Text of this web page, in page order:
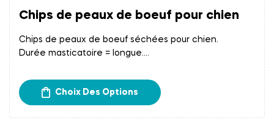
Chips de peaux de boeuf pour chien
Chips de peaux de boeuf séchées pour chien.
Durée masticatoire = longue.
Retrait gratuit chez Papatte Douce à Bordeaux.
Choix Des Options